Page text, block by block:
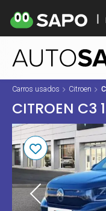
Carros usados Citroen
CITROEN C3